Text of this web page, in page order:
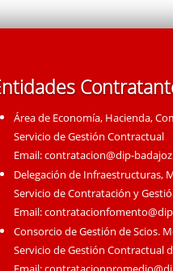
Entidades
Área de Economía, Hacienda,
Servicio de Gestión Contractual
Email:contratacion@dip-
Delegación de Infraestructuras,
Servicio de Contratación y
Email:
Consorcio de Gestión de Scios.
Servicio de Gestión Contractual